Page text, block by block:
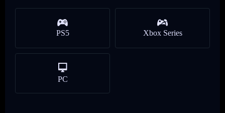
PS5 Xbox Series
PC